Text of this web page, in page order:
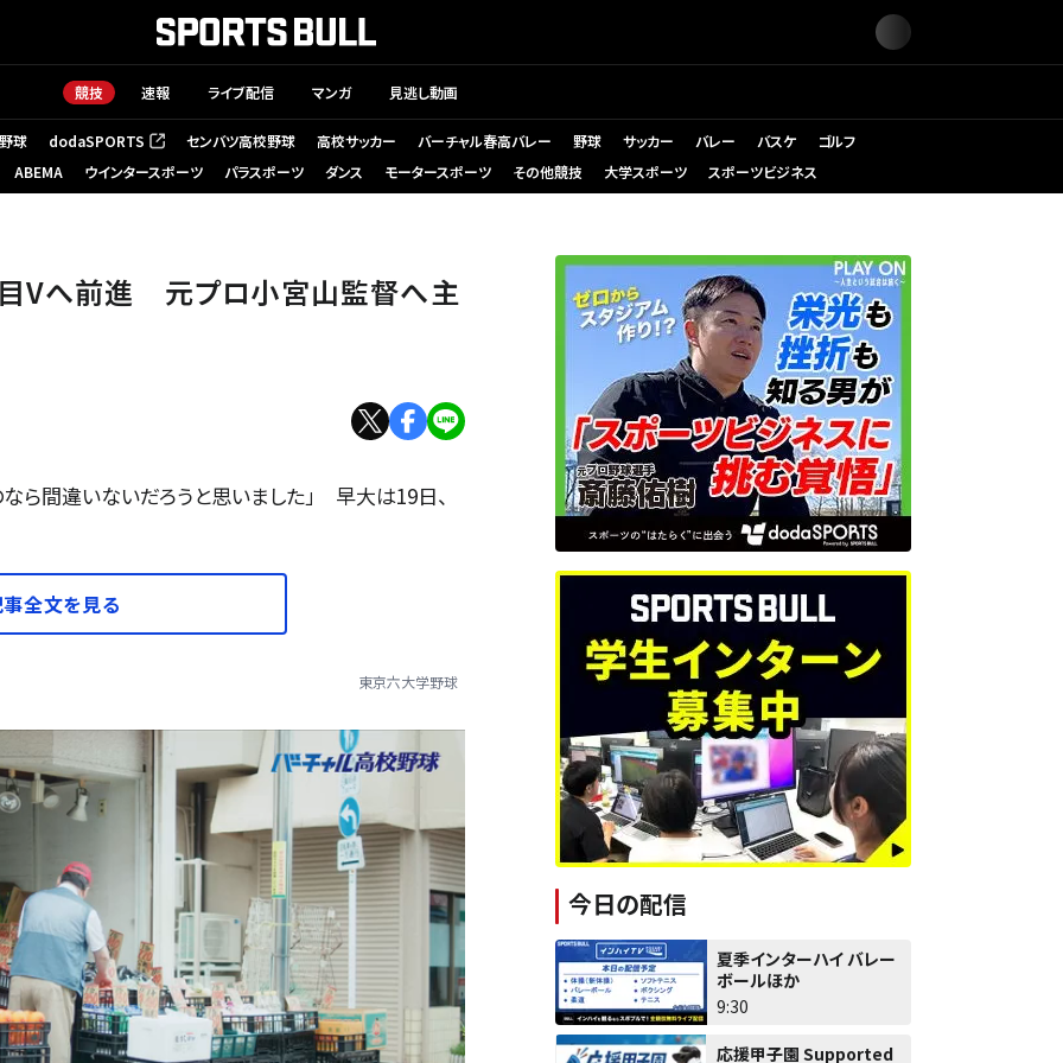
競技 速報 ライブ配信 マンガ 見逃し動画
球 dodaSPORTS
（新しいタブで開く） センバツ高校野球 高校サッカー バーチャル春高バレー 野球 サッカー バレー バスケ
ゴルフ
ABEMA
ウインタースポーツ パラスポーツ ダンス モータースポーツ その他競技 大学スポーツ スポーツビジネス
Vへ前進 元プロ小宮山監督へ主
ら間違いないだろうと思いました」 早大は19日、
全文を見る
東京六大学野球
今日の配信
夏季インターハイ バレー
ボールほか
9:30
応援甲子園 Supported